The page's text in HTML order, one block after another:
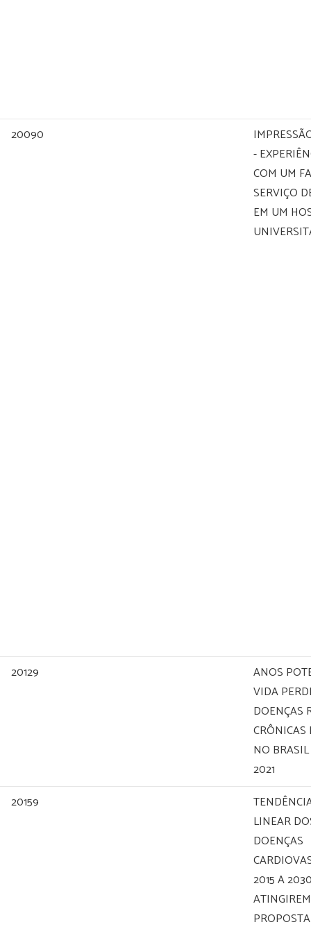
20090
-
COM UM
SERVIÇO
EM UM
20129
ANOS
VIDA
DOENÇAS
CRÔNICAS
NO
2021
20159
LINEAR
DOENÇAS
2015 A